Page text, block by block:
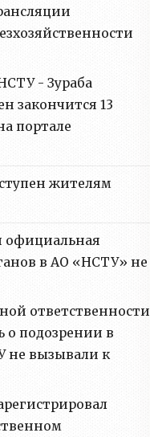
- Зураба
закончится 13
портале
жителям
официальная
в АО «НСТУ» не
ответственности
о подозрении в
не вызывали к